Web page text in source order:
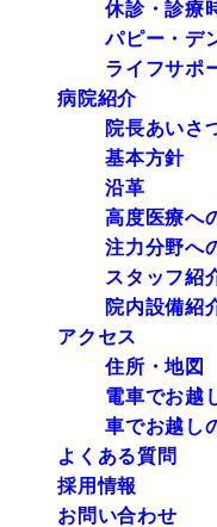
休診・診療
パピー・デ
ライフサポ
病院紹介
院長あいさ
基本方針
沿革
高度医療へ
注力分野へ
スタッフ紹
院内設備紹
アクセス
住所・地図
電車でお越
車でお越し
よくある質問
採用情報
お問い合わせ